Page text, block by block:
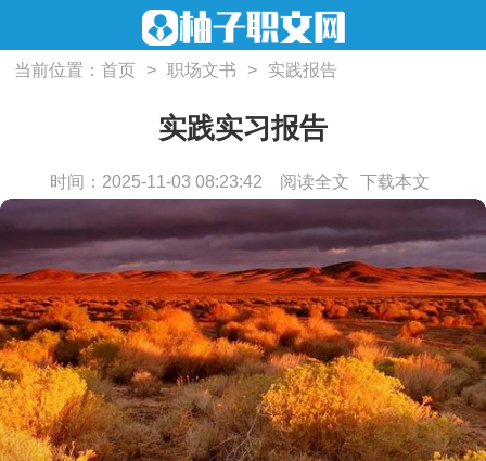
当前位置：首页 > 职场文书 > 实践报告
实践实习报告
时间：2025-11-03 08:23:42 阅读全文 下载本文